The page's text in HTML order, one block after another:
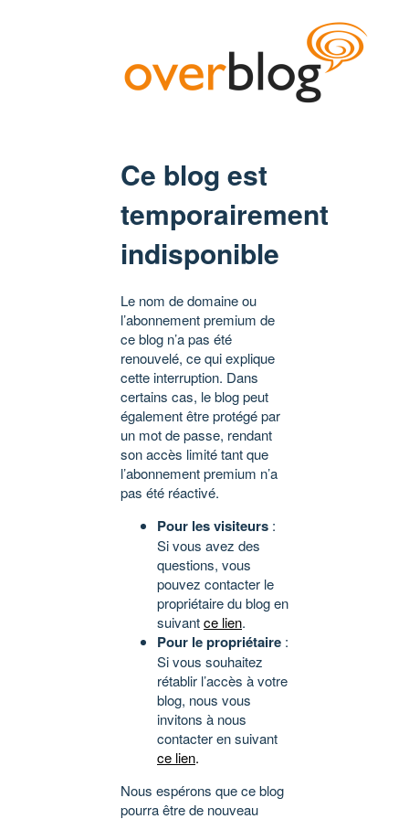
Ce blog est
temporairement
indisponible
Le nom de domaine ou
l’abonnement premium de
ce blog n’a pas été
renouvelé, ce qui explique
cette interruption. Dans
certains cas, le blog peut
également être protégé par
un mot de passe, rendant
son accès limité tant que
l’abonnement premium n’a
pas été réactivé.
Pour les visiteurs :
Si vous avez des
questions, vous
pouvez contacter le
propriétaire du blog en
suivantce lien.
Pour le propriétaire :
Si vous souhaitez
rétablir l’accès à votre
blog, nous vous
invitons à nous
contacter en suivant
ce lien.
Nous espérons que ce blog
pourra être de nouveau